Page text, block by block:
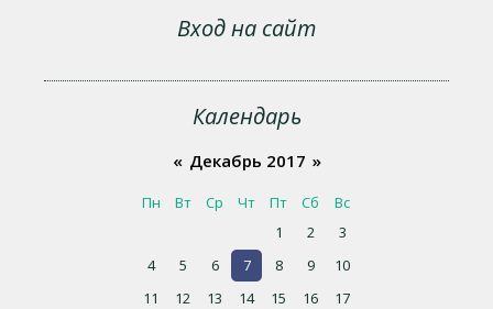
Вход на сайт
Календарь
« Декабрь 2017 »
Пн Вт Ср Чт Пт Сб
Вс
1
2
3
4
5 6 7 8 9
10
11
12 13 14 15 16
17